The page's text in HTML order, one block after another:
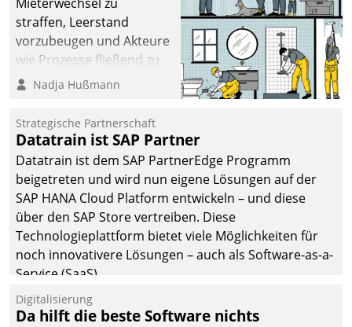
straffen, Leerstand
vorzubeugen und Akteure
wie Prozesse fließend zu
vernetzen, nutzt die
Jahresbeginn eine
Überblick, Einsicht und
Eingriff bietende Lösung.
Zur Entwicklung setzte
man auf
Cloudtechnologie,
bewährte und Startup-
Partner sowie erstmals
agile Projektmethoden.
Nadja Hußmann
Strategische Partnerschaft
Datatrain ist SAP Partner
Datatrain ist dem SAP PartnerEdge Programm
beigetreten und wird nun eigene Lösungen auf der
SAP HANA Cloud Platform entwickeln – und diese
über den SAP Store vertreiben. Diese
Technologieplattform bietet viele Möglichkeiten für
noch innovativere Lösungen – auch als Software-as-a-
Service (SaaS).
Digitalisierung
Da hilft die beste Software nichts